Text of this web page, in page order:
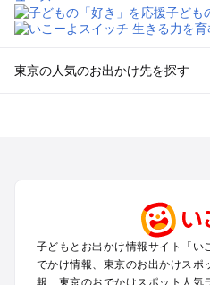
東京の人気のお出かけ先を探す
町田・相模原・愛川・上野原の
渋谷・原宿・恵比寿・中目黒・
池袋・赤羽・王子・巣鴨・目白
新宿・高田馬場・代々木・千駄
子どもとお出かけ情報サイト「い
でかけ情報、東京のお出かけスポ